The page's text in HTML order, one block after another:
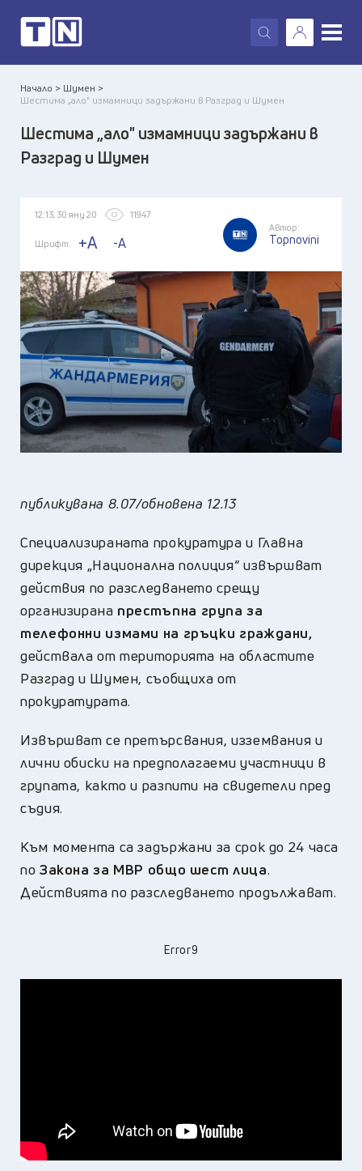
X
Начало > Шумен >
Шестима „ало" измамници задържани в Разград и Шумен
Шестима „ало" измамници задържани в
Разград и Шумен
12:13, 30 яну 20 11947
Шрифт: +A -A
Автор:
Topnovini
публикувана 8.07/обновена 12.13
Специализираната прокуратура и Главна
дирекция „Национална полиция“ извършват
действия по разследването срещу
организирана престъпна група за
телефонни измами на гръцки граждани,
действала от територията на областите
Разград и Шумен, съобщиха от
прокуратурата.
Извършват се претърсвания, изземвания и
лични обиски на предполагаеми участници в
групата, както и разпити на свидетели пред
съдия.
Към момента са задържани за срок до 24 часа
по Закона за МВР общо шест лица.
Действията по разследването продължават.
Error9